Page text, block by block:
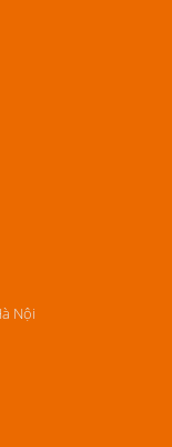
Nội